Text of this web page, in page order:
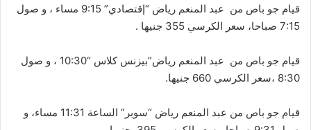
قيام جو باص من عبد المنعم رياض “إقتصادي” 9:15 مساء ، و صول
7:15 صباحا، سعر الكرسي 355 جنيها .
قيام جو باص من عبد المنعم رياض”بيزنس كلاس “10:30 ، و صول
8:30 ،سعر الكرسي 660 جنيها.
قيام جو باص من عبد المنعم رياض “سوبر” الساعة 11:31 مساء، و